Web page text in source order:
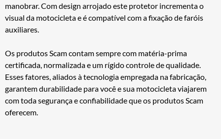
manobrar. Com design arrojado este protetor incrementa o
visual da motocicleta e é compatível com a fixação de faróis
auxiliares.
Os produtos Scam contam sempre com matéria-prima
certificada, normalizada e um rígido controle de qualidade.
Esses fatores, aliados à tecnologia empregada na fabricação,
garantem durabilidade para você e sua motocicleta viajarem
com toda segurança e confiabilidade que os produtos Scam
oferecem.